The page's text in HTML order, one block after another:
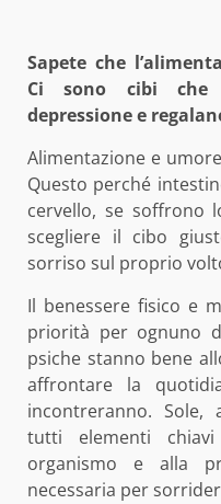
Sapete che
Ci sono cibi che
depressione e
Alimentazione e
Questo perché
cervello, se soffrono
scegliere il cibo
sorriso sul proprio
Il benessere fisico e
priorità per ognuno
psiche stanno bene
affrontare la
incontreranno. Sole,
tutti elementi
organismo e alla
necessaria per